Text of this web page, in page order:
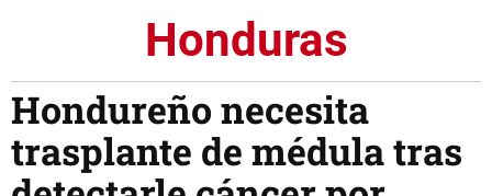
Honduras
Hondureño necesita
trasplante de médula tras